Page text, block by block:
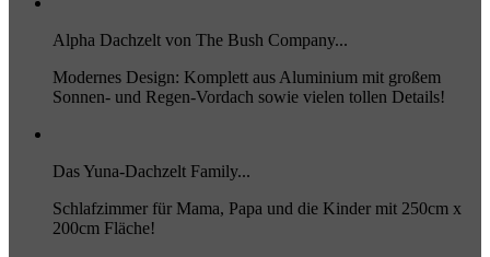
Alpha Dachzelt von The Bush Company...
Modernes Design: Komplett aus Aluminium mit großem
Sonnen- und Regen-Vordach sowie vielen tollen Details!
Das Yuna-Dachzelt Family...
Schlafzimmer für Mama, Papa und die Kinder mit 250cm x
200cm Fläche!